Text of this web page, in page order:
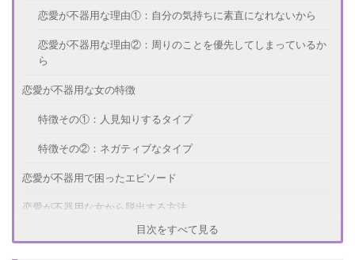
恋愛が不器用な理由①：自分の気持ちに素直になれないから
恋愛が不器用な理由②：周りのことを優先してしまっているか
ら
恋愛が不器用な女の特徴
特徴その①：人見知りするタイプ
特徴その②：ネガティブなタイプ
恋愛が不器用で困ったエピソード
恋愛が不器用な女から脱出する方法
脱出する方法①：自分に自信を持つ
目次をすべて見る